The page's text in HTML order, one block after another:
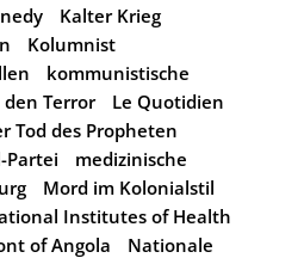
Kalter Krieg
Kolumnist
kommunistische
den Terror
Le Quotidien
Tod des Propheten
Partei
medizinische
Mord im Kolonialstil
Institutes of Health
of Angola
Nationale